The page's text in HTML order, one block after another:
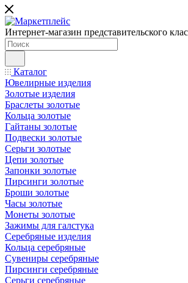
Интернет-магазин представительского
Каталог
Ювелирные изделия
Золотые изделия
Браслеты золотые
Кольца золотые
Гайтаны золотые
Подвески золотые
Серьги золотые
Цепи золотые
Запонки золотые
Пирсинги золотые
Броши золотые
Часы золотые
Монеты золотые
Зажимы для галстука
Серебряные изделия
Кольца серебряные
Сувениры серебряные
Пирсинги серебряные
Серьги серебряные